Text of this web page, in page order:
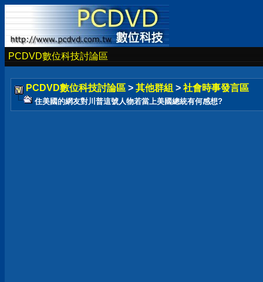
PCDVD數位科技討論區
PCDVD數位科技討論區 > 其他群組 > 社會時事發言區
住美國的網友對川普這號人物若當上美國總統有何感想?